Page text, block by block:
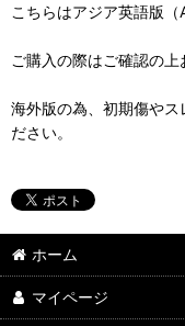
こちらはアジア英語版
ご購入の際はご確認の上
海外版の為、初期傷やス
ださい。
ホーム
マイページ